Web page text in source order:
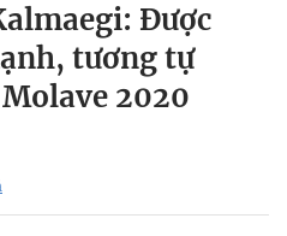
Được
tương tự
2020